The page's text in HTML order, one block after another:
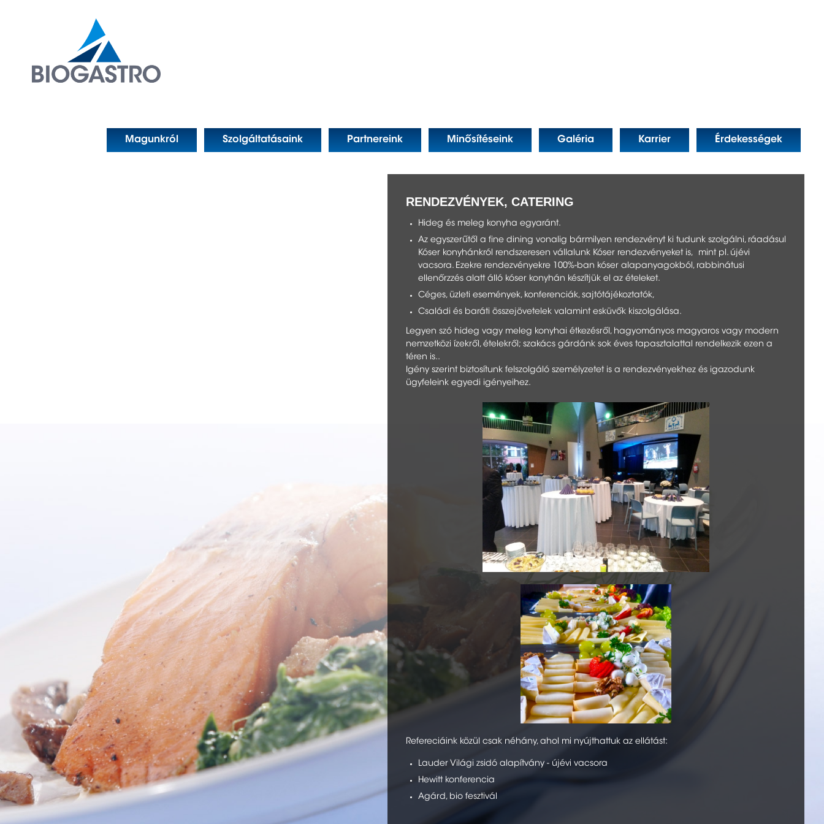
Magunkról Szolgáltatásaink Partnereink Minősítéseink Galéria Karrier Érdekességek
RENDEZVÉNYEK, CATERING
Hideg és meleg konyha egyaránt.
Az egyszerűtől a fine dining vonalig bármilyen rendezvényt ki tudunk szolgálni, ráadásul
Kóser konyhánkról rendszeresen vállalunk Kóser rendezvényeket is, mint pl. újévi
vacsora. Ezekre rendezvényekre 100%-ban kóser alapanyagokból, rabbinátusi
ellenőrzzés alatt álló kóser konyhán készítjük el az ételeket.
Céges, üzleti események, konferenciák, sajtótájékoztatók,
Családi és baráti összejövetelek valamint esküvők kiszolgálása.
Legyen szó hideg vagy meleg konyhai étkezésről, hagyományos magyaros vagy modern
nemzetközi ízekről, ételekről; szakács gárdánk sok éves tapasztalattal rendelkezik ezen a
téren is..
Igény szerint biztosítunk felszolgáló személyzetet is a rendezvényekhez és igazodunk
ügyfeleink egyedi igényeihez.
Refereciáink közül csak néhány, ahol mi nyújthattuk az ellátást:
Lauder Világi zsidó alapítvány - újévi vacsora
Hewitt konferencia
Agárd, bio fesztivál